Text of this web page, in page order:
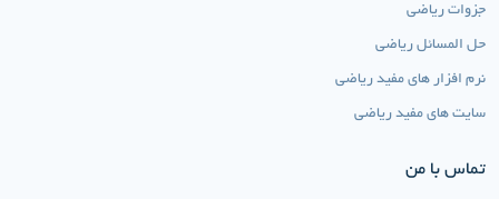
جزوات ریاضی
حل المسائل ریاضی
نرم افزار های مفید ریاضی
سایت های مفید ریاضی
تماس با من